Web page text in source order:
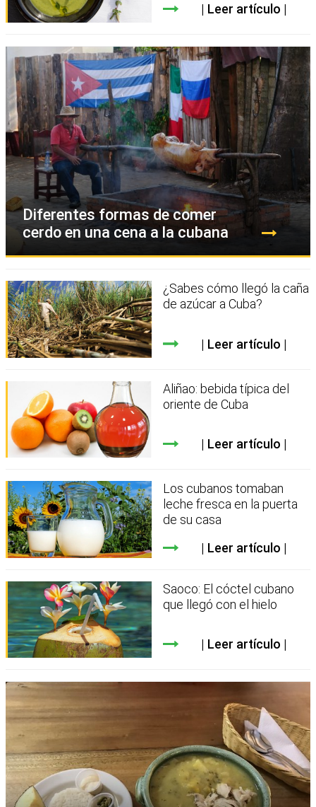
Leer artículo
Diferentes formas de comer
cerdo en una cena a la cubana
¿Sabes cómo llegó la caña
de azúcar a Cuba?
Leer artículo
Aliñao: bebida típica del
oriente de Cuba
Leer artículo
Los cubanos tomaban
leche fresca en la puerta
de su casa
Leer artículo
Saoco: El cóctel cubano
que llegó con el hielo
Leer artículo